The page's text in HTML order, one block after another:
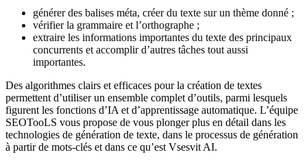
générer des balises méta, créer du texte sur un thème donné ;
vérifier la grammaire et l’orthographe ;
extraire les informations importantes du texte des principaux
concurrents et accomplir d’autres tâches tout aussi
importantes.
Des algorithmes clairs et efficaces pour la création de textes
permettent d’utiliser un ensemble complet d’outils, parmi lesquels
figurent les fonctions d’IA et d’apprentissage automatique. L’équipe
SEOTooLS vous propose de vous plonger plus en détail dans les
technologies de génération de texte, dans le processus de génération
à partir de mots-clés et dans ce qu’est Vsesvit AI.